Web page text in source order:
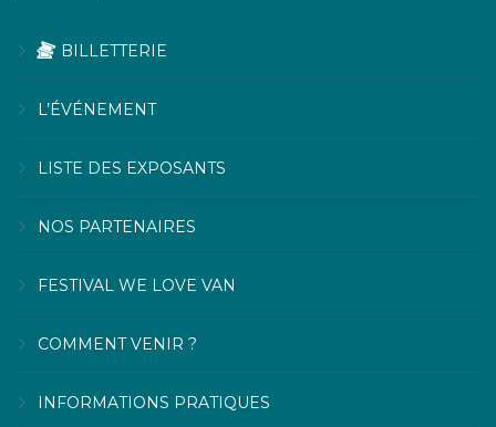
BILLETTERIE
L’ÉVÉNEMENT
LISTE DES EXPOSANTS
NOS PARTENAIRES
FESTIVAL WE LOVE VAN
COMMENT VENIR ?
INFORMATIONS PRATIQUES